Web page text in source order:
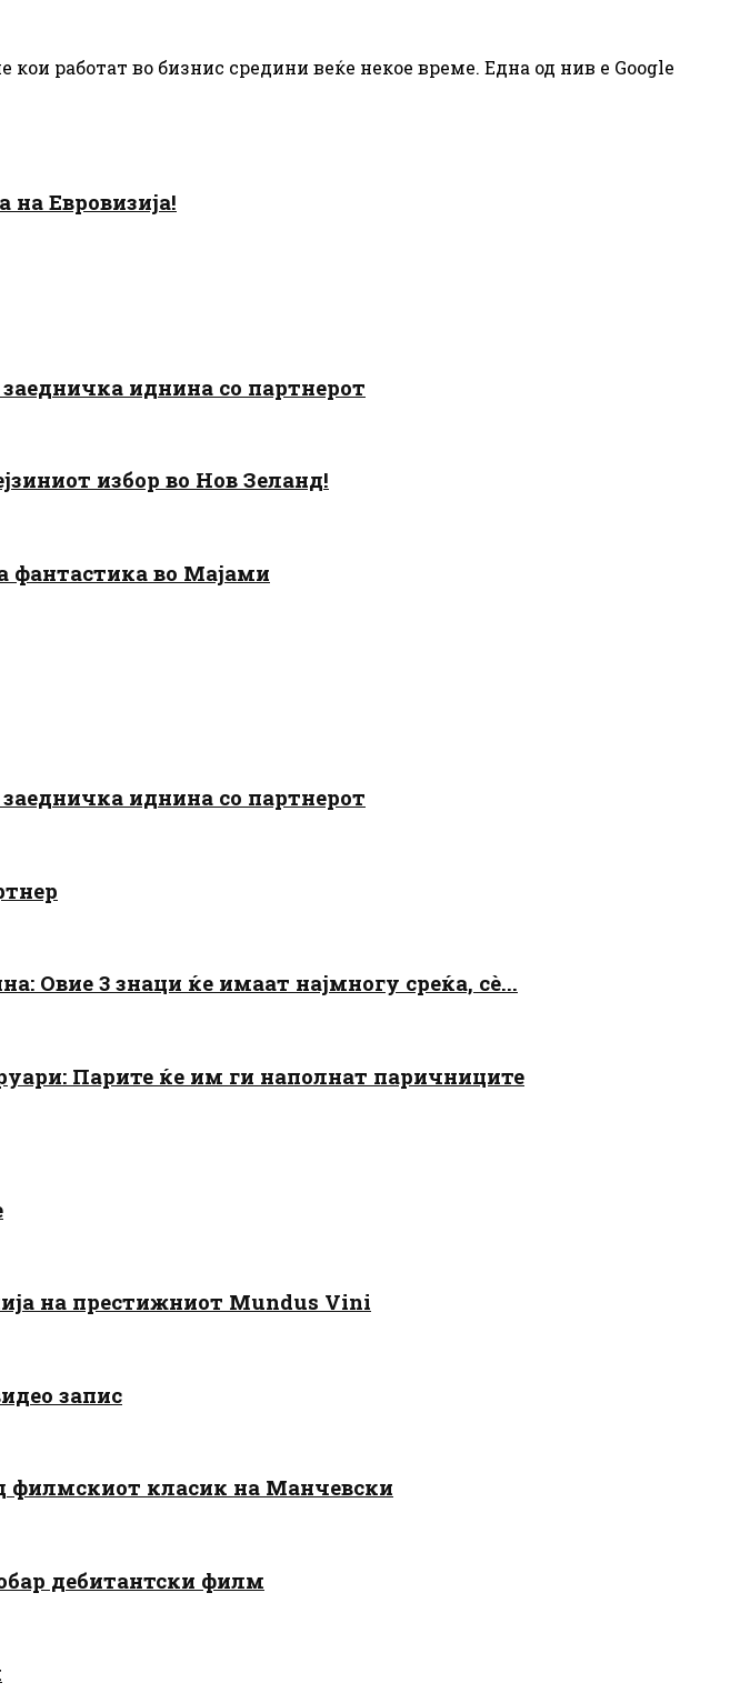
работат во бизнис средини веќе некое време. Една од нив е Google
на Евровизија!
иднина со партнерот
избор во Нов Зеланд!
фантастика во Мајами
иднина со партнерот
Овие 3 знаци ќе имаат најмногу среќа, сè...
Парите ќе им ги наполнат паричниците
на престижниот Mundus Vini
запис
филмскиот класик на Манчевски
дебитантски филм